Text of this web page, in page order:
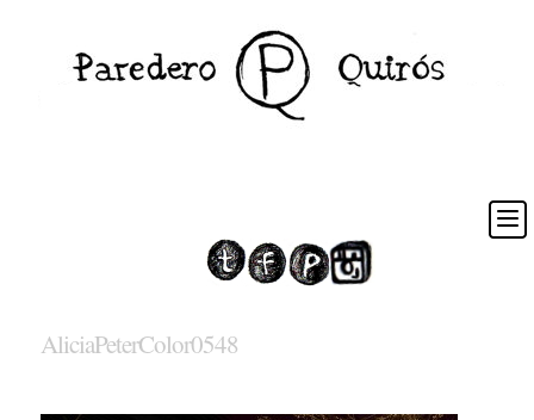
AliciaPeterColor0548